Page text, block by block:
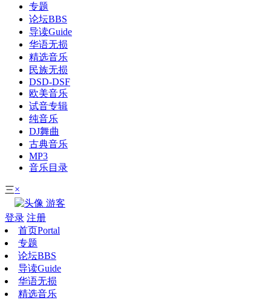
专题
论坛BBS
导读Guide
华语无损
精选音乐
民族无损
DSD-DSF
欧美音乐
试音专辑
纯音乐
DJ舞曲
古典音乐
MP3
音乐目录
三×
游客
登录 注册
首页Portal
专题
论坛BBS
导读Guide
华语无损
精选音乐